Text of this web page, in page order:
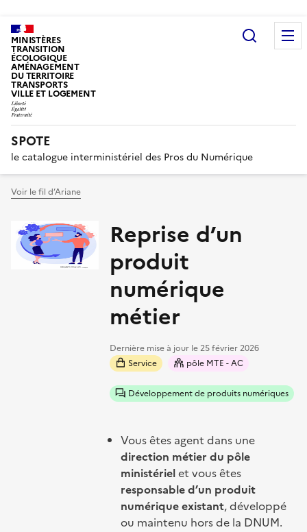
MINISTÈRES
TRANSITION
ÉCOLOGIQUE
AMÉNAGEMENT
DU TERRITOIRE
TRANSPORTS
VILLE ET LOGEMENT
SPOTE
le catalogue interministériel des Pros du Numérique
Voir le fil d’Ariane
Reprise d’un
produit
numérique
métier
Dernière mise à jour le25 février 2026
Service
pôle MTE - AC
Développement de produits numériques
Vous êtes agent dans une
direction métier du pôle
ministérielet vous êtes
responsable d’un produit
numérique existant, développé
ou maintenu hors de la DNUM.